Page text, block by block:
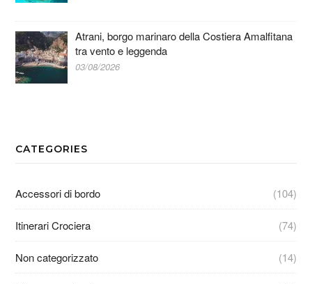
Atrani, borgo marinaro della Costiera Amalfitana
tra vento e leggenda
03/08/2026
CATEGORIES
Accessori di bordo (104)
Itinerari Crociera (74)
Non categorizzato (14)